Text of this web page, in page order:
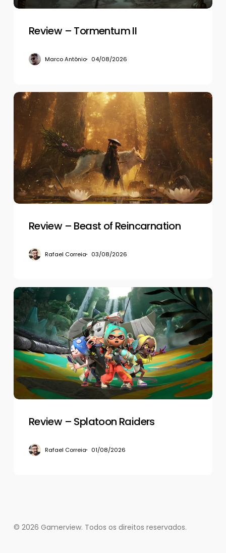
Review – Tormentum II
Marco Antônio 04/08/2026
Review
–
Beast
Reincarnation
Review – Beast of Reincarnation
Rafael Correia 03/08/2026
Review
–
Splatoon
Raiders
Review – Splatoon Raiders
Rafael Correia 01/08/2026
© 2026 Gamerview. Todos os direitos reservados.